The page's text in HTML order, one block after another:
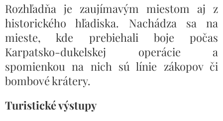
Rozhľadňa je zaujímavým miestom aj z
historického hľadiska. Nachádza sa na
mieste, kde prebiehali boje počas
Karpatsko-dukelskej operácie a
spomienkou na nich sú línie zákopov či
bombové krátery.
Turistické výstupy